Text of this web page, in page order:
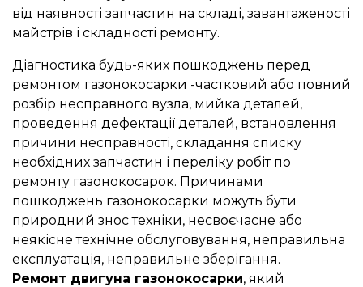
від наявності запчастин на складі, завантаженості
майстрів і складності ремонту.
Діагностика будь-яких пошкоджень перед
ремонтом газонокосарки -частковий або повний
розбір несправного вузла, мийка деталей,
проведення дефектації деталей, встановлення
причини несправності, складання списку
необхідних запчастин і переліку робіт по
ремонту газонокосарок. Причинами
пошкоджень газонокосарки можуть бути
природний знос техніки, несвоєчасне або
неякісне технічне обслуговування, неправильна
експлуатація, неправильне зберігання.
Ремонт двигуна газонокосарки, який